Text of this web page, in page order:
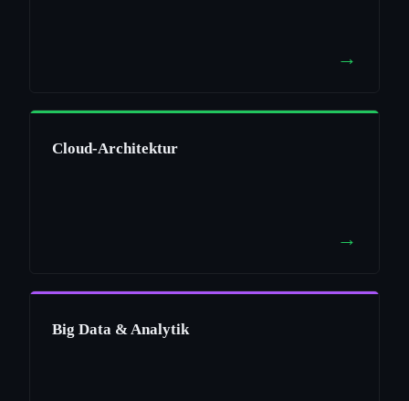
→
Cloud-Architektur
→
Big Data & Analytik